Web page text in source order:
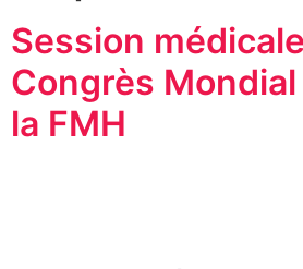
Session médicale
Congrès
la FMH